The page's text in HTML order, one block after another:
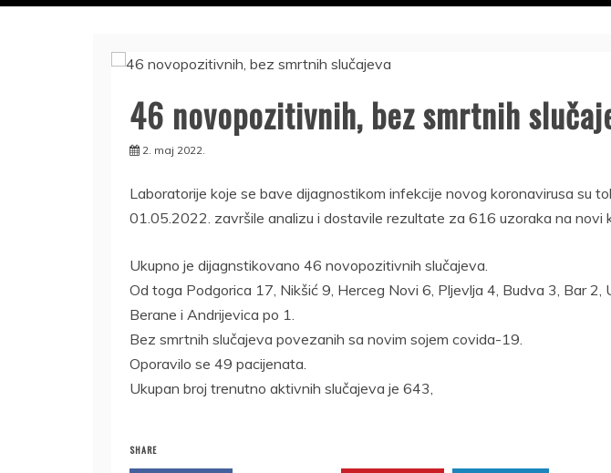
46 novopozitivnih, bez smrtnih
2. maj 2022.
Laboratorije koje se bave dijagnostikom infekcije novog koronavirusa su
01.05.2022. završile analizu i dostavile rezultate za 616 uzoraka na novi
Ukupno je dijagnstikovano 46 novopozitivnih slučajeva.
Od toga Podgorica 17, Nikšić 9, Herceg Novi 6, Pljevlja 4, Budva 3, Bar 2,
Berane i Andrijevica po 1.
Bez smrtnih slučajeva povezanih sa novim sojem covida-19.
Oporavilo se 49 pacijenata.
Ukupan broj trenutno aktivnih slučajeva je 643,
SHARE